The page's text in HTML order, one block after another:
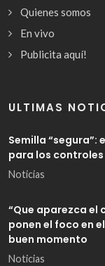
Quienes somos
En vivo
Publicita aquí!
ULTIMAS
Semilla “segura”:
para los
Noticias
“Que aparezca el
ponen el foco en
buen momento
Noticias